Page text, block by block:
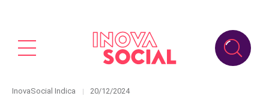
Categories
InovaSocial Indica
Posted
20/12/2024